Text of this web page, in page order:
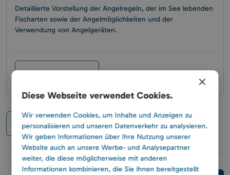
Detaillierte Vorstellung der Angelregeln, der im See lebenden
Fischarten sowie der Angelmöglichkeiten und der
Verwendung von Angelgeräten.
Alle Kategorien
1/ 8
×
Diese Webseite verwendet Cookies.
Wir verwenden Cookies, um Inhalte und Anzeigen zu
personalisieren und unseren Datenverkehr zu analysieren.
Wir geben Informationen über Ihre Nutzung unserer
Website auch an unsere Werbe- und Analysepartner
weiter, die diese möglicherweise mit anderen
Informationen kombinieren, die Sie ihnen bereitgestellt